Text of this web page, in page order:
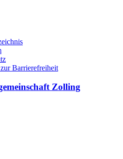
Barrierefreiheit
Zolling